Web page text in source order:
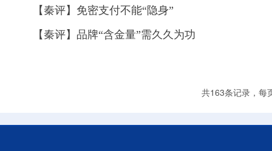
【秦评】免密支付不能“隐身”
【秦评】品牌“含金量”需久久为功
共163条记录，每